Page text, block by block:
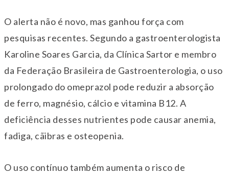
O alerta não é novo, mas ganhou força com
pesquisas recentes. Segundo a gastroenterologista
Karoline Soares Garcia, da Clínica Sartor e membro
da Federação Brasileira de Gastroenterologia, o uso
prolongado do omeprazol pode reduzir a absorção
de ferro, magnésio, cálcio e vitamina B12. A
deficiência desses nutrientes pode causar anemia,
fadiga, cãibras e osteopenia.
O uso contínuo também aumenta o risco de